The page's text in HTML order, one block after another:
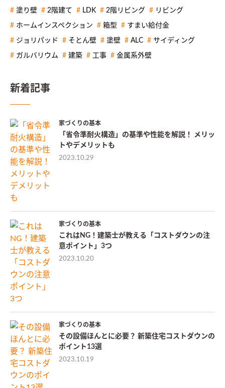
塗り壁 2階建て LDK 2階リビング リビング
ホームインスペクション 箱型 すまい給付金
ジョリパッド そとん壁 塗壁 ALC サイディング
ガルバリウム 建築 工事 金属系外壁
新着記事
家づくりの基本
「省令準耐火構造」の基準や性能を解説！ メリッ
トやデメリットも
2023.10.29
家づくりの基本
これはNG！建築士が教える「コストダウンの注
意ポイント」3つ
2023.10.20
家づくりの基本
その設備ほんとに必要？ 新築住宅コストダウンの
ポイント13選
2023.10.19